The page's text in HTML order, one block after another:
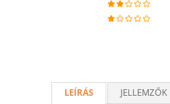
LEÍRÁS JELLEMZŐK